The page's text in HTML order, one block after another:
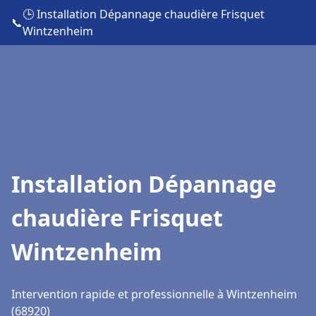
📞
🕒 Installation Dépannage chaudière Frisquet
Wintzenheim
Installation Dépannage
chaudière Frisquet
Wintzenheim
Intervention rapide et professionnelle à Wintzenheim
(68920)